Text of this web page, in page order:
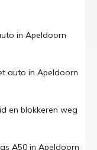
in Apeldoorn
auto in Apeldoorn
en blokkeren weg
A50 in Apeldoorn